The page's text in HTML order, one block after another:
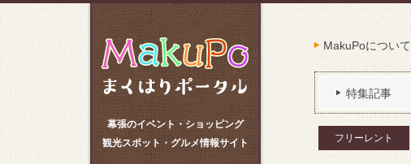
幕張のイベント・ショッピング
観光スポット・グルメ情報サイト
MakuPoについて
特集記事
フリーレント